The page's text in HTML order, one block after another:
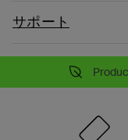
サポート